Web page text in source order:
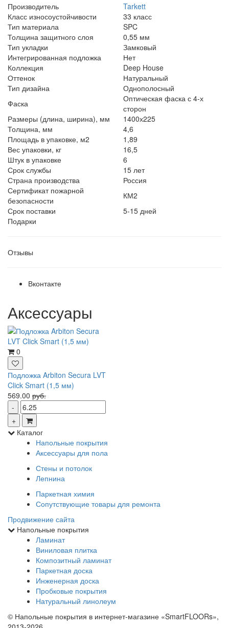
Производитель
Tarkett
Класс износоустойчивости
33 класс
Тип материала
SPC
Толщина защитного слоя
0,55 мм
Тип укладки
Замковый
Интегрированная подложка
Нет
Коллекция
Deep House
Оттенок
Натуральный
Тип дизайна
Однополосный
Фаска
Оптическая фаска с 4-х
сторон
Размеры (длина, ширина), мм
1400х225
Толщина, мм
4,6
Площадь в упаковке, м2
1,89
Вес упаковки, кг
16,5
Штук в упаковке
6
Срок службы
15 лет
Страна производства
Россия
Сертификат пожарной
безопасности
КМ2
Срок поставки
5-15 дней
Подарки
Отзывы
Вконтакте
Аксессуары
0
Подложка Arbiton Secura LVT
Click Smart (1,5 мм)
569.00 руб.
Каталог
Напольные покрытия
Аксессуары для пола
Стены и потолок
Лепнина
Паркетная химия
Сопутствующие товары для ремонта
Продвижение сайта
Напольные покрытия
Ламинат
Виниловая плитка
Композитный ламинат
Паркетная доска
Инженерная доска
Пробковые покрытия
Натуральный линолеум
© Напольные покрытия в интернет-магазине «SmartFLOORs»,